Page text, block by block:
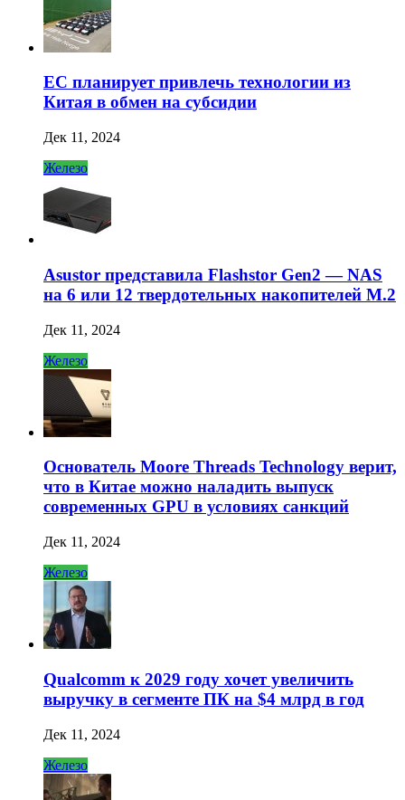
ЕС планирует привлечь технологии из
Китая в обмен на субсидии
Дек 11, 2024
Железо
Asustor представила Flashstor Gen2 — NAS
на 6 или 12 твердотельных накопителей M.2
Дек 11, 2024
Железо
Основатель Moore Threads Technology верит,
что в Китае можно наладить выпуск
современных GPU в условиях санкций
Дек 11, 2024
Железо
Qualcomm к 2029 году хочет увеличить
выручку в сегменте ПК на $4 млрд в год
Дек 11, 2024
Железо